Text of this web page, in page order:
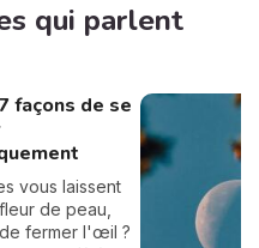
qui parlent
façons de se
vous laissent
de peau,
fermer l'œil ?